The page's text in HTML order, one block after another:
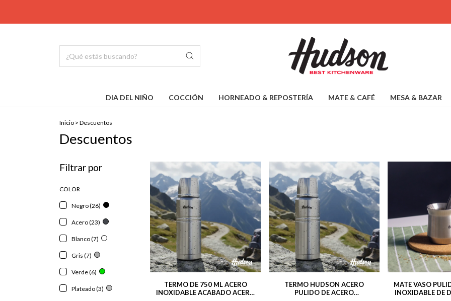
DIA DEL NIÑO COCCIÓN HORNEADO & REPOSTERÍA MATE & CAFÉ MESA & BAZAR
Inicio > Descuentos
Descuentos
Filtrar por
COLOR
Negro (26)
Acero (23)
Blanco (7)
Gris (7)
Verde (6)
Plateado (3)
TERMO DE 750 ML ACERO
INOXIDABLE ACABADO ACERO
TERMO HUDSON ACERO
PULIDO DE ACERO
MATE VASO
INOXIDABLE DE